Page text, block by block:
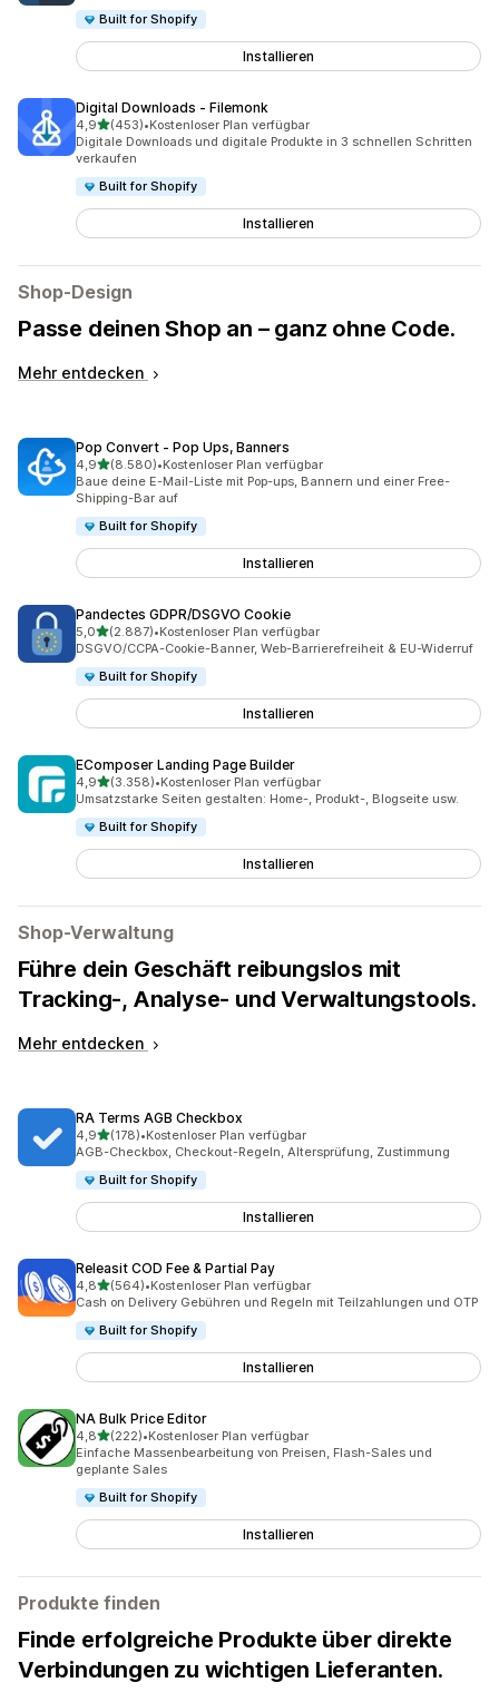
Built for Shopify
Installieren
Digital Downloads ‑ Filemonk
4,9von 5 Sternen
(453)
453 Rezensionen insgesamt
•Kostenloser Plan verfügbar
Digitale Downloads und digitale Produkte in 3 schnellen Schritten
verkaufen
Built for Shopify
Installieren
Shop-Design
Passe deinen Shop an – ganz ohne Code.
Mehr entdecken
Pop Convert ‑ Pop Ups, Banners
4,9von 5 Sternen
(8.580)
8580 Rezensionen insgesamt
•Kostenloser Plan verfügbar
Baue deine E-Mail-Liste mit Pop-ups, Bannern und einer Free-
Shipping-Bar auf
Built for Shopify
Installieren
Pandectes GDPR/DSGVO Cookie
5,0von 5 Sternen
(2.887)
2887 Rezensionen insgesamt
•Kostenloser Plan verfügbar
DSGVO/CCPA-Cookie-Banner, Web-Barrierefreiheit & EU-Widerruf
Built for Shopify
Installieren
EComposer Landing Page Builder
4,9von 5 Sternen
(3.358)
3358 Rezensionen insgesamt
•Kostenloser Plan verfügbar
Umsatzstarke Seiten gestalten: Home-, Produkt-, Blogseite usw.
Built for Shopify
Installieren
Shop-Verwaltung
Führe dein Geschäft reibungslos mit
Tracking-, Analyse- und Verwaltungstools.
Mehr entdecken
RA Terms AGB Checkbox
4,9von 5 Sternen
(178)
178 Rezensionen insgesamt
•Kostenloser Plan verfügbar
AGB-Checkbox, Checkout-Regeln, Altersprüfung, Zustimmung
Built for Shopify
Installieren
Releasit COD Fee & Partial Pay
4,8von 5 Sternen
(564)
564 Rezensionen insgesamt
•Kostenloser Plan verfügbar
Cash on Delivery Gebühren und Regeln mit Teilzahlungen und OTP
Built for Shopify
Installieren
NA Bulk Price Editor
4,8von 5 Sternen
(222)
222 Rezensionen insgesamt
•Kostenloser Plan verfügbar
Einfache Massenbearbeitung von Preisen, Flash-Sales und
geplante Sales
Built for Shopify
Installieren
Produkte finden
Finde erfolgreiche Produkte über direkte
Verbindungen zu wichtigen Lieferanten.